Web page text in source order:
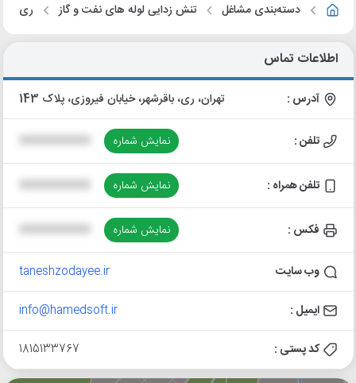
دسته‌بندی مشاغل تنش زدایی لوله های نفت و گاز ری
اطلاعات تماس
آدرس : تهران، ری، باقرشهر، خیابان فیروزی، پلاک 143
تلفن : نمایش شماره
تلفن همراه : نمایش شماره
فکس : نمایش شماره
وب سایت taneshzodayee.ir
ایمیل : info@hamedsoft.ir
کد پستی : 1815133767